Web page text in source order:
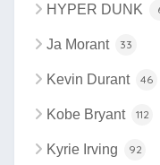
HYPER DUNK
Ja Morant 33
Kevin Durant 46
Kobe Bryant 112
Kyrie Irving 92